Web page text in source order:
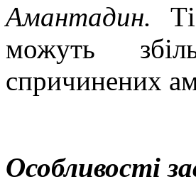
Амантадин.
можуть
спричинених
Особливості